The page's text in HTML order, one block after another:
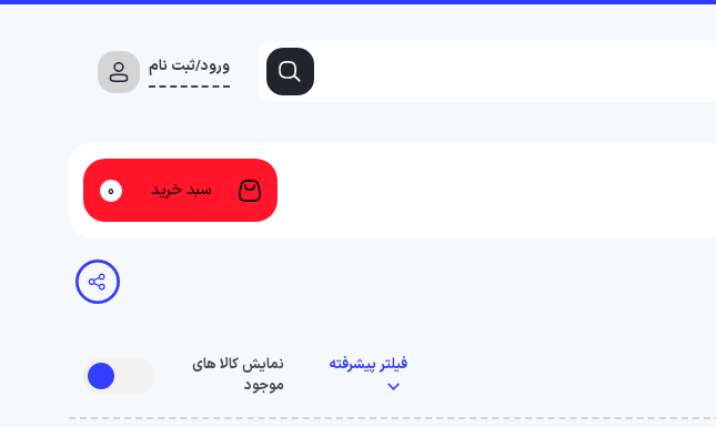
ورود/ثبت نام
سبد خرید 0
فیلتر پیشرفته
نمایش کالا های
موجود